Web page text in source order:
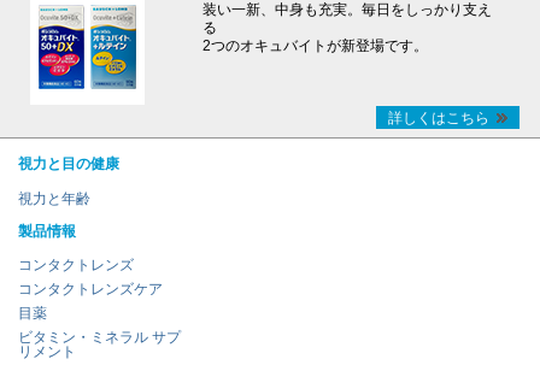
装い一新、中身も充実。毎日をしっかり支え
る
2つのオキュバイトが新登場です。
詳しくはこちら
視力と目の健康
視力と年齢
製品情報
コンタクトレンズ
コンタクトレンズケア
目薬
ビタミン・ミネラル サプ
リメント